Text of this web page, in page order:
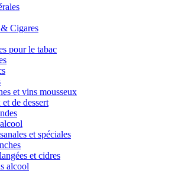
Cigares
pour le tabac
et vins mousseux
de dessert
et spéciales
et cidres
alcool